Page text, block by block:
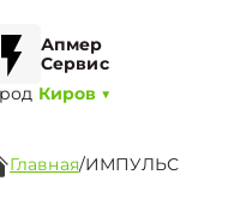
Апмер
Сервис
Киров ▼
Главная/ИМПУЛЬС